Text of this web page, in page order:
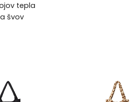
tepla
švov